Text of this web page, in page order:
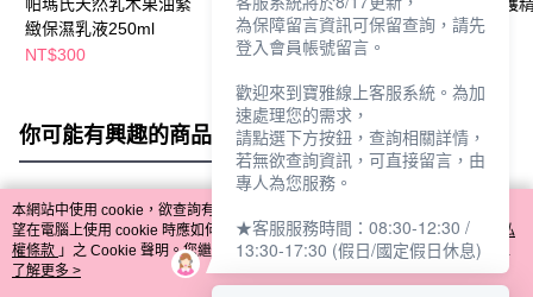
緻保濕乳液250ml
NT$300
150ml
NT$179
60ml
你可能有興趣的商品 全站排行
熱門標籤
本網站中使用 cookie，欲查詢有關本網站使用 cookie 方式之詳情，及若您不希
望在電腦上使用 cookie 時應如何變更電腦的 cookie 設定，請參閱本網站「
隱私
權條款 」之 Cookie 聲明。您繼續使用本網站即表示您同意本公司得按本網站使
用條款之 Cookie 聲明使用 cookie。
了解更多 >
為保障留言資訊可保留查詢，請先
登入會員帳號留言。
歡迎來到寶雅線上客服系統。為加
速處理您的需求，
請點選下方按鈕，查詢相關詳情，
若無欲查詢資訊，可直接留言，由
專人為您服務。
★客服服務時間：08:30-12:30 /
13:30-17:30 (假日/國定假日休息)